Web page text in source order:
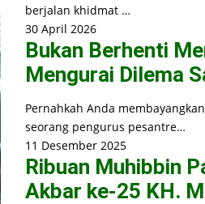
berjalan khidmat …
30 April 2026
Bukan Berhenti
Mengurai Dilema
Pernahkah Anda
seorang pengurus pesantre…
11 Desember 2025
Ribuan Muhibbin
Akbar ke-25 KH.